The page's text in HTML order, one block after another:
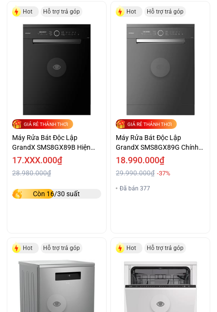
Hot Hỗ trợ trả góp
GIÁ RẺ THẢNH THƠI
Máy Rửa Bát Độc Lập
GrandX SMS8GX89B Hiện
Đại Giá Ưu Đãi
17.XXX.000₫
28.980.000₫
Còn 16/30 suất
Hot Hỗ trợ trả góp
GIÁ RẺ THẢNH THƠI
Máy Rửa Bát Độc Lập
GrandX SMS8GX89G Chính
Hãng Giá Tốt
18.990.000₫
29.990.000₫ -37%
Đã bán 377
Hot Hỗ trợ trả góp Hot Hỗ trợ trả góp